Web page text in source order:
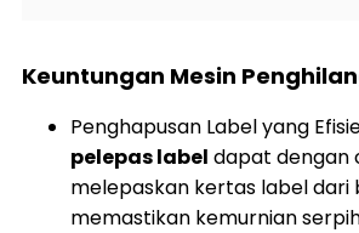
Keuntungan Mesin
Penghapusan Label yang
pelepas label dapat dengan
melepaskan kertas label dari
memastikan kemurnian